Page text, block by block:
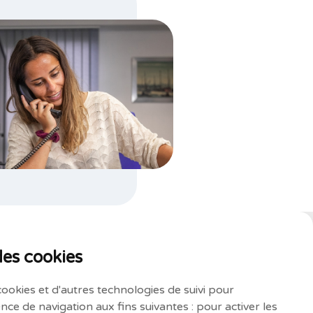
cookies
et d'autres technologies de suivi pour
de navigation aux fins suivantes : pour activer les